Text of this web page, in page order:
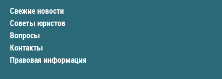
Свежие новости
Советы юристов
Вопросы
Контакты
Правовая информация